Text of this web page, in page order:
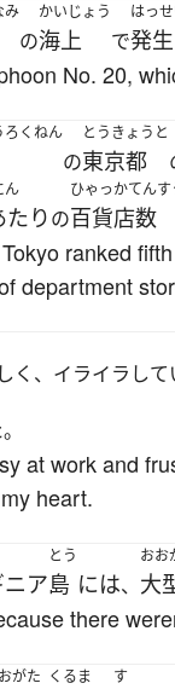
み
の
かいじょう
海上 で
はっ
発
No. 20,
ろくねん
の
とうきょうと
東京都
ん
りの
ひゃっかてんす
百貨店数
ranked
department
く、イライラし
。
at work and
heart.
ア
とう
島 には、
おお
大
there
がた くるま す